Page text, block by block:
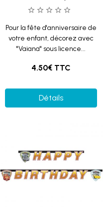
Pour la fête d'anniversaire de
votre enfant, décorez avec
"Vaiana" sous licence...
4.50€ TTC
Détails